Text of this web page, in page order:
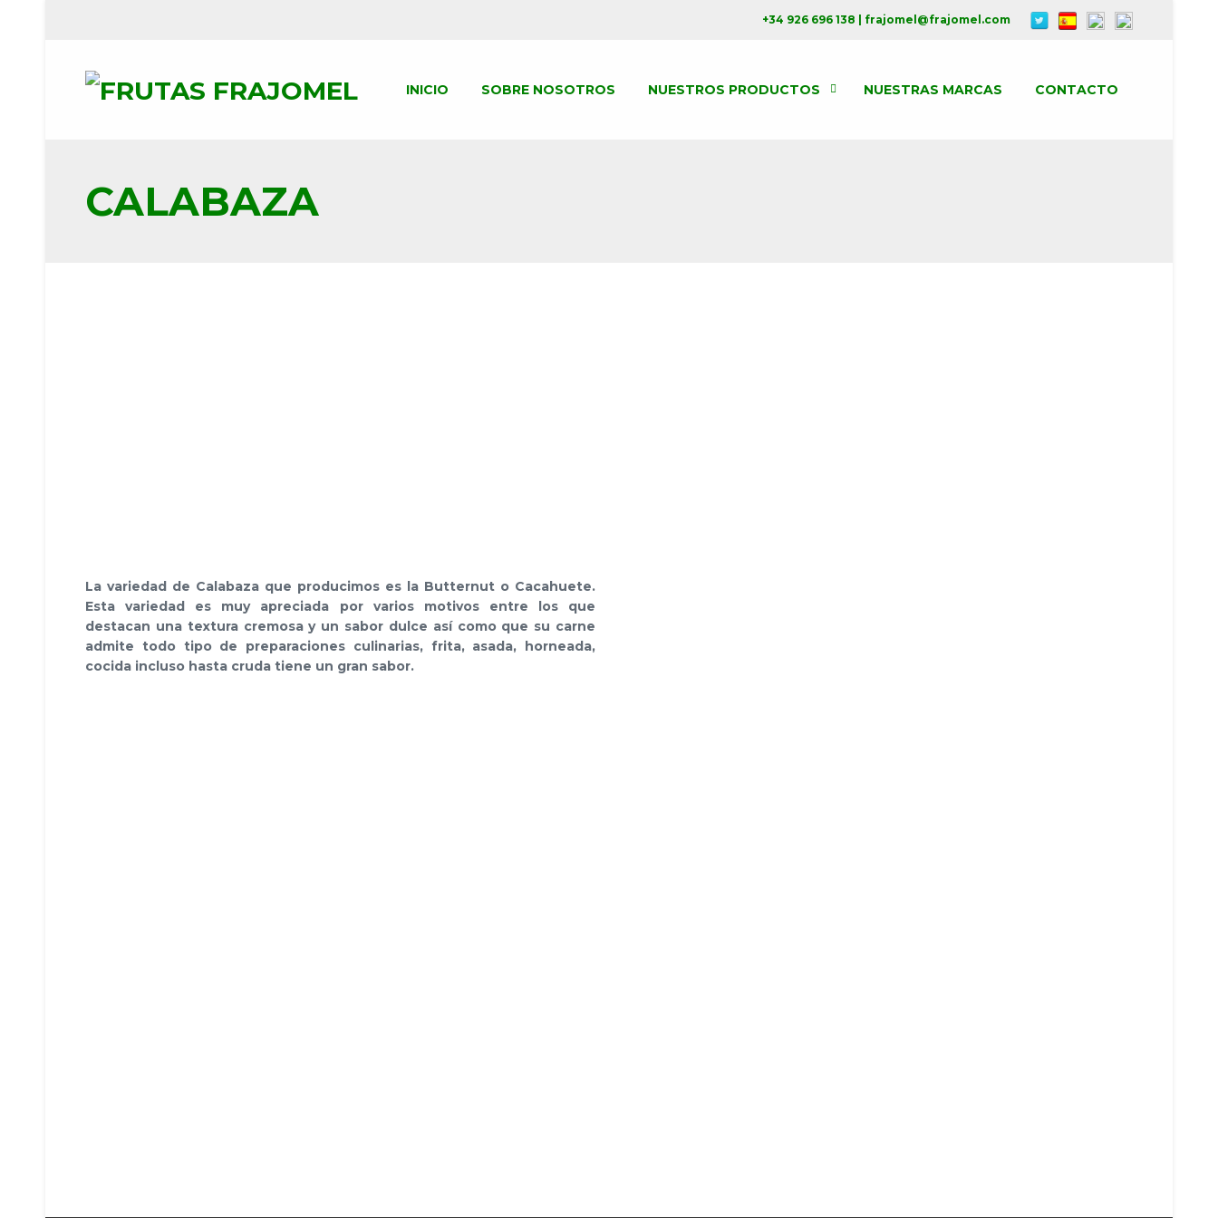
INICIO SOBRE NOSOTROS NUESTROS PRODUCTOS NUESTRAS MARCAS CONTACTO
+34 926 696 138 | frajomel@frajomel.com
CALABAZA
La variedad de Calabaza que producimos es la Butternut o Cacahuete.
Esta variedad es muy apreciada por varios motivos entre los que
destacan una textura cremosa y un sabor dulce así como que su carne
admite todo tipo de preparaciones culinarias, frita, asada, horneada,
cocida incluso hasta cruda tiene un gran sabor.